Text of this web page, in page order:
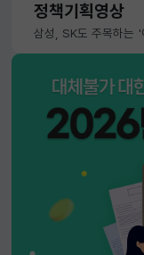
정책기획영상